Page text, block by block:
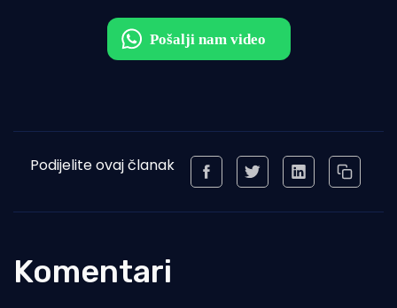
Podijelite ovaj članak
Komentari